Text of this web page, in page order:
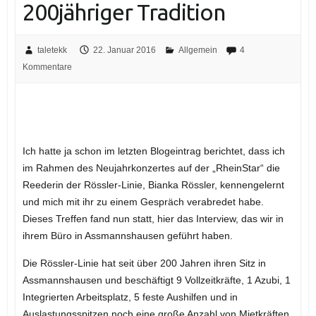
200jähriger Tradition
taletekk 22. Januar 2016 Allgemein
4
Kommentare
Ich hatte ja schon im letzten Blogeintrag berichtet, dass ich
im Rahmen des Neujahrkonzertes auf der „RheinStar“ die
Reederin der Rössler-Linie, Bianka Rössler, kennengelernt
und mich mit ihr zu einem Gespräch verabredet habe.
Dieses Treffen fand nun statt, hier das Interview, das wir in
ihrem Büro in Assmannshausen geführt haben.
Die Rössler-Linie hat seit über 200 Jahren ihren Sitz in
Assmannshausen und beschäftigt 9 Vollzeitkräfte, 1 Azubi, 1
Integrierten Arbeitsplatz, 5 feste Aushilfen und in
Auslastungsspitzen noch eine große Anzahl von Mietkräften.